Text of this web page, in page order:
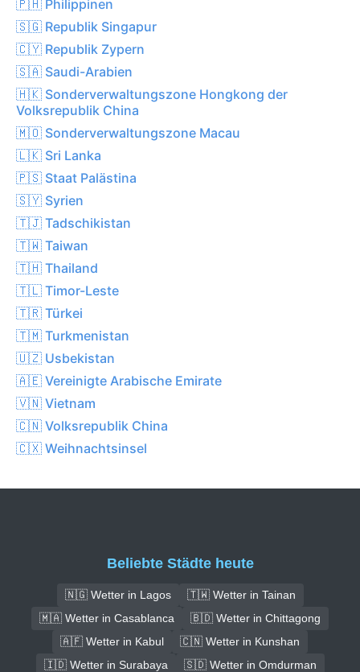
🇵🇭 Philippinen
🇸🇬 Republik Singapur
🇨🇾 Republik Zypern
🇸🇦 Saudi-Arabien
🇭🇰 Sonderverwaltungszone Hongkong der
Volksrepublik China
🇲🇴 Sonderverwaltungszone Macau
🇱🇰 Sri Lanka
🇵🇸 Staat Palästina
🇸🇾 Syrien
🇹🇯 Tadschikistan
🇹🇼 Taiwan
🇹🇭 Thailand
🇹🇱 Timor-Leste
🇹🇷 Türkei
🇹🇲 Turkmenistan
🇺🇿 Usbekistan
🇦🇪 Vereinigte Arabische Emirate
🇻🇳 Vietnam
🇨🇳 Volksrepublik China
🇨🇽 Weihnachtsinsel
Beliebte Städte heute
🇳🇬 Wetter in Lagos
🇹🇼 Wetter in Tainan
🇲🇦 Wetter in Casablanca
🇧🇩 Wetter in Chittagong
🇦🇫 Wetter in Kabul
🇨🇳 Wetter in Kunshan
🇮🇩 Wetter in Surabaya
🇸🇩 Wetter in Omdurman